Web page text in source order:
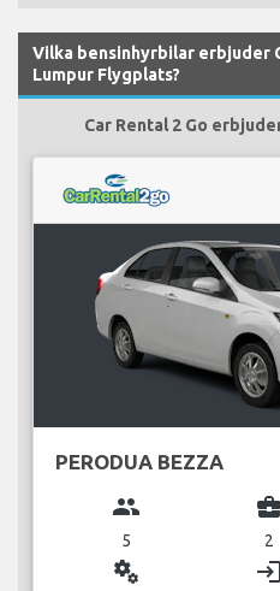
Vilka bensinhyrbilar erbjuder
Lumpur Flygplats?
Car Rental 2 Go
PERODUA BEZZA
group
5
business_center
2
miscellaneous_services login